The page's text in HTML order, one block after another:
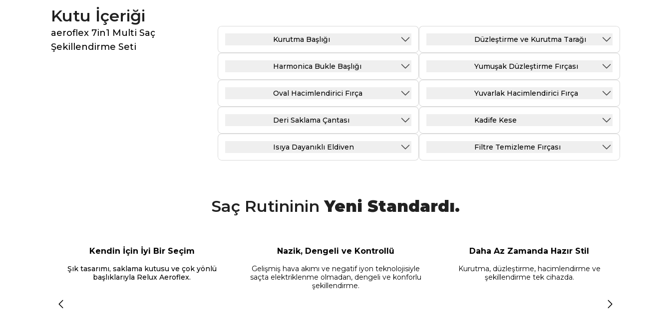
Kutu İçeriği
aeroflex 7in1 Multi Saç
Şekillendirme Seti
Kurutma Başlığı
Harmonica Bukle Başlığı
Oval Hacimlendirici Fırça
Deri Saklama Çantası
Isıya Dayanıklı Eldiven
Düzleştirme ve Kurutma Tarağı
Yumuşak Düzleştirme Fırçası
Yuvarlak Hacimlendirici Fırça
Kadife Kese
Filtre Temizleme Fırçası
Saç RutinininYeni Standardı.
Kendin İçin İyi Bir Seçim
Şık tasarımı, saklama kutusu ve çok yönlü
başlıklarıyla Relux Aeroflex.
Nazik, Dengeli ve Kontrollü
Gelişmiş hava akımı ve negatif iyon teknolojisiyle
saçta elektriklenme olmadan, dengeli ve konforlu
şekillendirme.
Daha Az Zamanda Hazır Stil
Kurutma, düzleştirme, hacimlendirme ve
şekillendirme tek cihazda.